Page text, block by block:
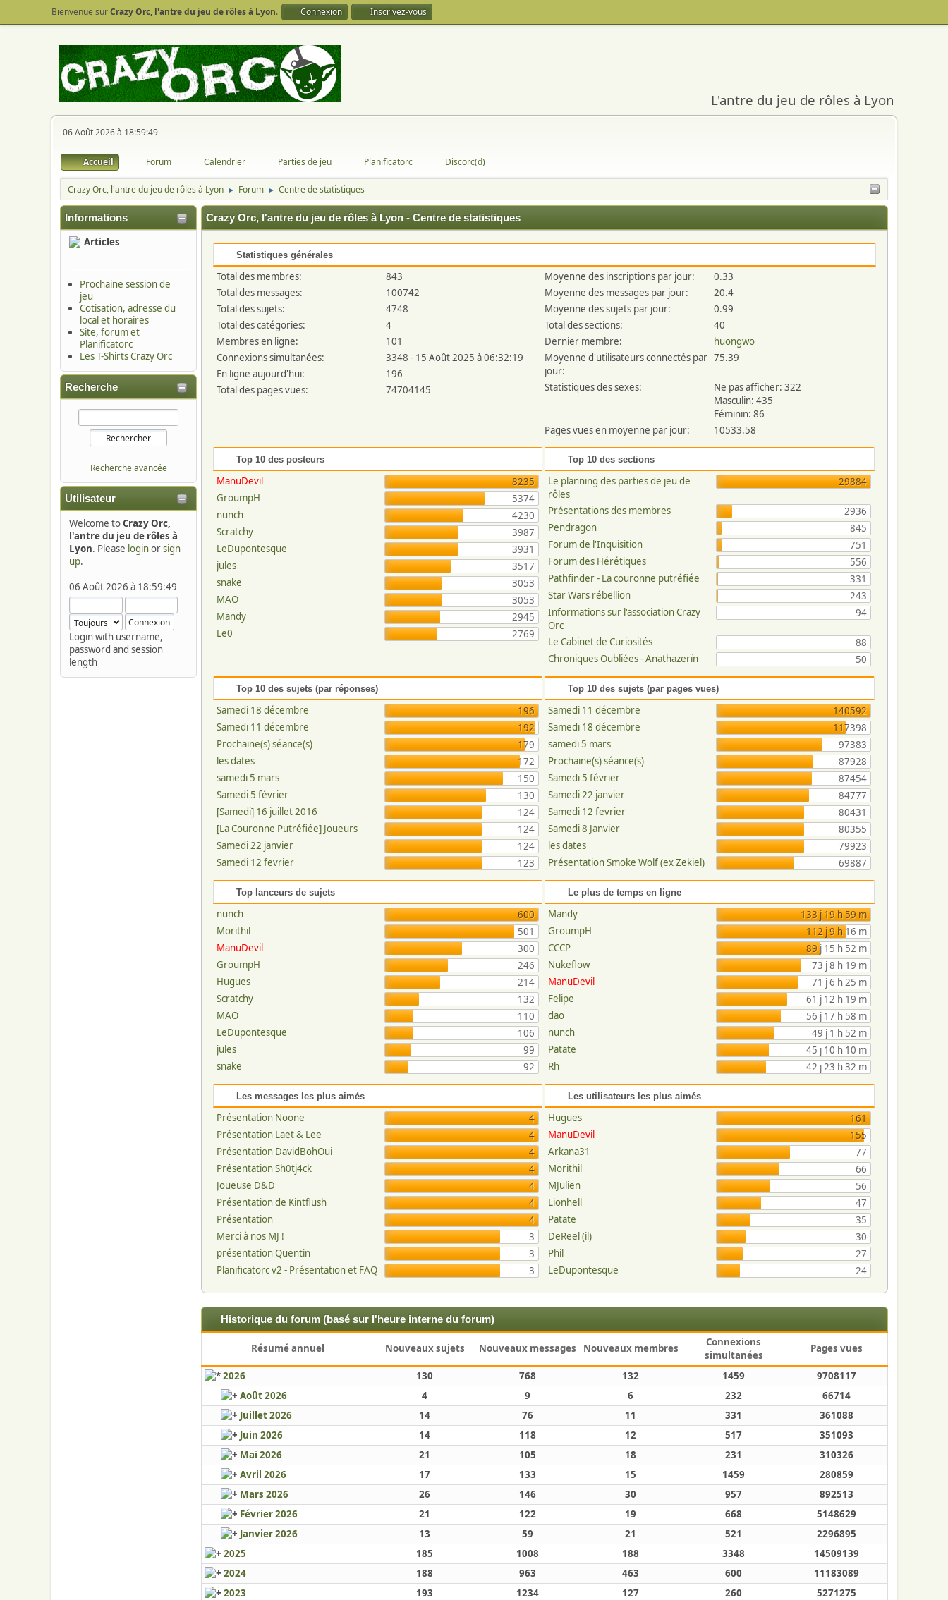
Bienvenue surCrazy Orc, l'antre du jeu de rôles à Lyon. Connexion Inscrivez-vous
L'antre du jeu de rôles à Lyon
06 Août 2026 à 18:59:49
Accueil Forum Calendrier Parties de jeu Planificatorc Discorc(d)
Crazy Orc, l'antre du jeu de rôles à Lyon ► Forum ► Centre de statistiques
Informations
Articles
Prochaine session de
jeu
Cotisation, adresse du
local et horaires
Site, forum et
Planificatorc
Les T-Shirts Crazy Orc
Recherche
Recherche avancée
Utilisateur
Welcome toCrazy Orc,
l'antre du jeu de rôles à
Lyon. Please loginorsign
up.
06 Août 2026 à 18:59:49
Login with username,
password and session
length
Crazy Orc, l'antre du jeu de rôles à Lyon - Centre de statistiques
Statistiques générales
Total des membres:
843
Total des messages:
100742
Total des sujets:
4748
Total des catégories:
4
Membres en ligne:
101
Connexions simultanées:
3348 - 15 Août 2025 à 06:32:19
En ligne aujourd'hui:
196
Total des pages vues:
74704145
Moyenne des inscriptions par jour:
0.33
Moyenne des messages par jour:
20.4
Moyenne des sujets par jour:
0.99
Total des sections:
40
Dernier membre:
huongwo
Moyenne d'utilisateurs connectés par
jour:
75.39
Statistiques des sexes:
Ne pas afficher: 322
Masculin: 435
Féminin: 86
Pages vues en moyenne par jour:
10533.58
Top 10 des posteurs
ManuDevil
8235
GroumpH
5374
nunch
4230
Scratchy
3987
LeDupontesque
3931
jules
3517
snake
3053
MAO
3053
Mandy
2945
Le0
2769
Top 10 des sections
Le planning des parties de jeu de
rôles
29884
Présentations des membres
2936
Pendragon
845
Forum de l'Inquisition
751
Forum des Hérétiques
556
Pathfinder - La couronne putréfiée
331
Star Wars rébellion
243
Informations sur l'association Crazy
Orc
94
Le Cabinet de Curiosités
88
Chroniques Oubliées - Anathazerïn
50
Top 10 des sujets (par réponses)
Samedi 18 décembre
196
Samedi 11 décembre
192
Prochaine(s) séance(s)
179
les dates
172
samedi 5 mars
150
Samedi 5 février
130
[Samedi] 16 juillet 2016
124
[La Couronne Putréfiée] Joueurs
124
Samedi 22 janvier
124
Samedi 12 fevrier
123
Top 10 des sujets (par pages vues)
Samedi 11 décembre
140592
Samedi 18 décembre
117398
samedi 5 mars
97383
Prochaine(s) séance(s)
87928
Samedi 5 février
87454
Samedi 22 janvier
84777
Samedi 12 fevrier
80431
Samedi 8 Janvier
80355
les dates
79923
Présentation Smoke Wolf (ex Zekiel)
69887
Top lanceurs de sujets
nunch
600
Morithil
501
ManuDevil
300
GroumpH
246
Hugues
214
Scratchy
132
MAO
110
LeDupontesque
106
jules
99
snake
92
Le plus de temps en ligne
Mandy
133 j 19 h 59 m
GroumpH
112 j 9 h 16 m
CCCP
89 j 15 h 52 m
Nukeflow
73 j 8 h 19 m
ManuDevil
71 j 6 h 25 m
Felipe
61 j 12 h 19 m
dao
56 j 17 h 58 m
nunch
49 j 1 h 52 m
Patate
45 j 10 h 10 m
Rh
42 j 23 h 32 m
Les messages les plus aimés
Présentation Noone
4
Présentation Laet & Lee
4
Présentation DavidBohOui
4
Présentation Sh0tj4ck
4
Joueuse D&D
4
Présentation de Kintflush
4
Présentation
4
Merci à nos MJ !
3
présentation Quentin
3
Planificatorc v2 - Présentation et FAQ
3
Les utilisateurs les plus aimés
Hugues
161
ManuDevil
155
Arkana31
77
Morithil
66
MJulien
56
Lionhell
47
Patate
35
DeReel (il)
30
Phil
27
LeDupontesque
24
Historique du forum (basé sur l'heure interne du forum)
Résumé annuel Nouveaux sujets Nouveaux messages Nouveaux membres
Connexions
simultanées
Pages vues
2026 130 768 132 1459
9708117
Août 2026
4 9 6 232
66714
Juillet 2026
14 76 11 331
361088
Juin 2026
14 118 12 517
351093
Mai 2026
21 105 18 231
310326
Avril 2026
17 133 15 1459
280859
Mars 2026
26 146 30 957
892513
Février 2026
21 122 19 668
5148629
Janvier 2026
13 59 21 521
2296895
2025
185 1008 188 3348
14509139
2024
188 963 463 600
11183089
2023
193 1234 127 260
5271275